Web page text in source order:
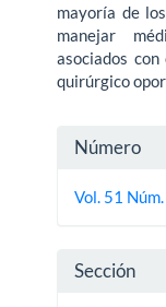
mayoría de
manejar
asociados
quirúrgico
Detalles
del
Número
Vol. 51
Sección